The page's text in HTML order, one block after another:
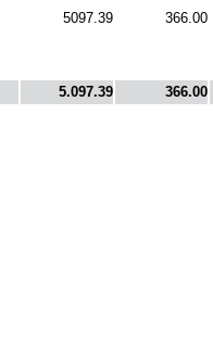
5097.39 366.00
5.097.39 366.00